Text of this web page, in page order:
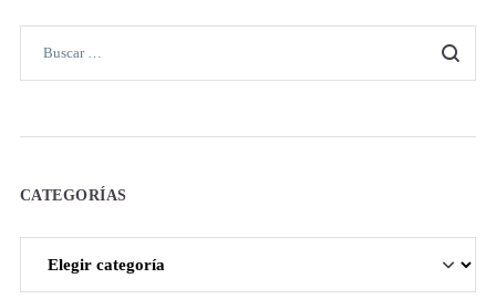
CATEGORÍAS